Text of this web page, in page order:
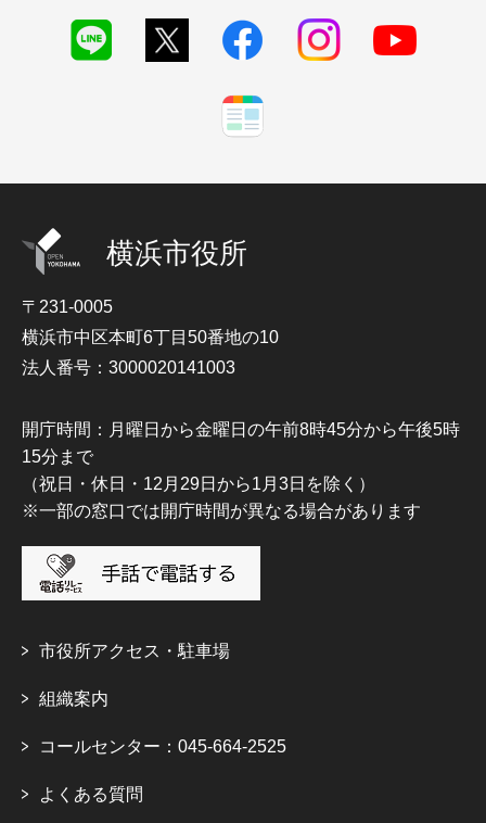
横浜市役所
〒231-0005
横浜市中区本町6丁目50番地の10
法人番号：3000020141003
開庁時間：月曜日から金曜日の午前8時45分から午後5時
15分まで
（祝日・休日・12月29日から1月3日を除く）
※一部の窓口では開庁時間が異なる場合があります
市役所アクセス・駐車場
組織案内
コールセンター：045-664-2525
よくある質問